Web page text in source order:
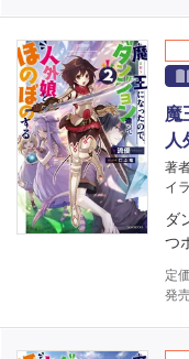
魔
人
著
イ
ダ
つ
定価
発